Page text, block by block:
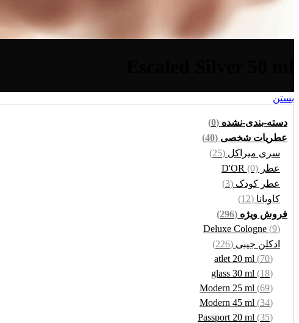
بستن
دسته-بندی-نشده (0)
عطریات شخصی (40)
سری میراکل (25)
عطر D'OR (0)
عطر کودک (3)
کاویانا (12)
فروش ویژه (296)
(9)
Deluxe Cologne
ادکلن جیبی (226)
(70)
atlet 20 ml
(18)
glass 30 ml
(69)
Modern 25 ml
(34)
Modern 45 ml
(35)
Passport 20 ml